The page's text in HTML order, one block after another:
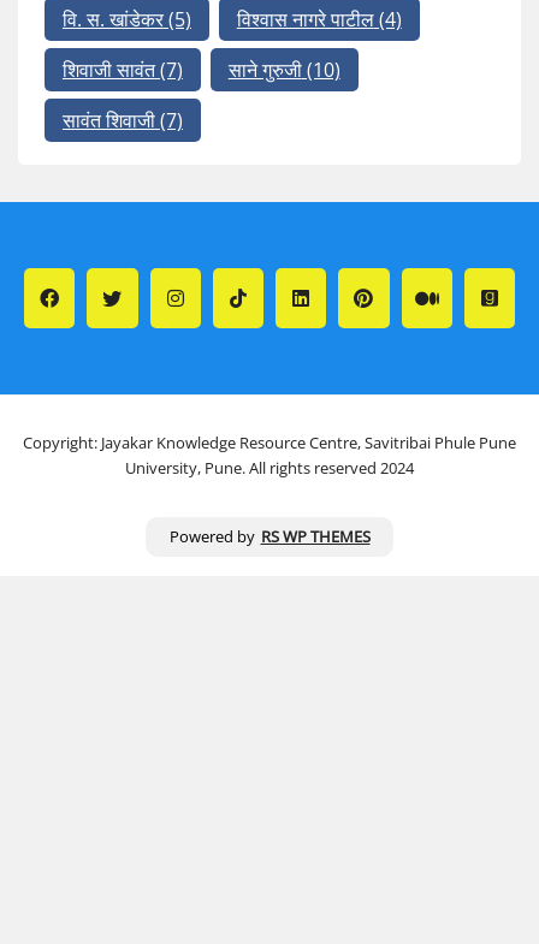
वि. स. खांडेकर(5) विश्वास नागरे पाटील(4)
शिवाजी सावंत(7) साने गुरुजी(10)
सावंत शिवाजी(7)
Copyright: Jayakar Knowledge Resource Centre, Savitribai Phule Pune
University, Pune. All rights reserved 2024
Powered by RS WP THEMES